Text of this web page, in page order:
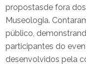
propostasde fora
Museologia.
público,
participantes do
desenvolvidos pela